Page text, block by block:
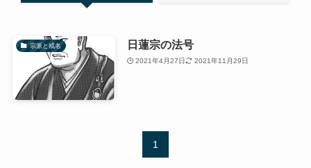
宗派と戒名 日蓮宗の法号
2021年4月27日 2021年11月29日
1